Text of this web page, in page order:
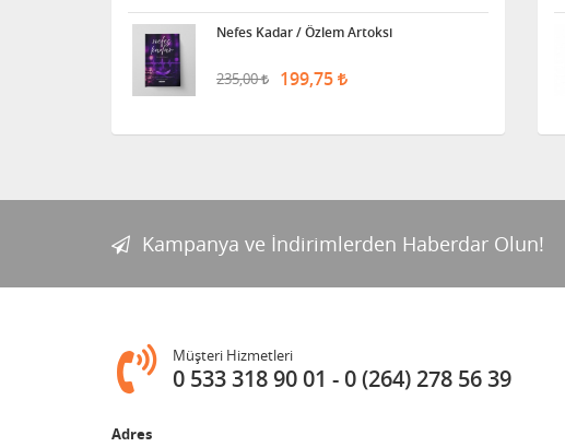
Nefes Kadar / Özlem Artoksi
235,00 199,75
Kampanya ve İndirimlerden Haberdar Olun!
Müşteri Hizmetleri
0 533 318 90 01 0 (264) 278 56 39
Adres